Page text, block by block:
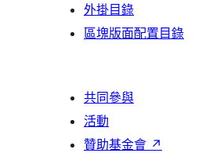
外掛目錄
區塊版面配置目錄
共同參與
活動
贊助基金會 ↗